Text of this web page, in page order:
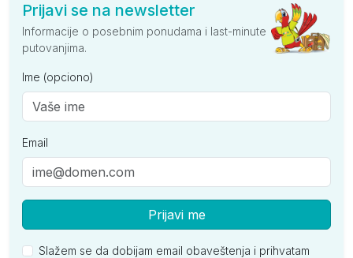
Prijavi se na newsletter
Informacije o posebnim ponudama i last-minute
putovanjima.
Ime (opciono)
Email
Prijavi me
Slažem se da dobijam email obaveštenja i prihvatam